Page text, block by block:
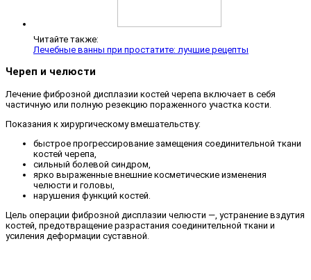
Читайте также:
Лечебные ванны при простатите: лучшие рецепты
Череп и челюсти
Лечение фиброзной дисплазии костей черепа включает в себя
частичную или полную резекцию пораженного участка кости.
Показания к хирургическому вмешательству:
быстрое прогрессирование замещения соединительной ткани
костей черепа,
сильный болевой синдром,
ярко выраженные внешние косметические изменения
челюсти и головы,
нарушения функций костей.
Цель операции фиброзной дисплазии челюсти —, устранение вздутия
костей, предотвращение разрастания соединительной ткани и
усиления деформации суставной.